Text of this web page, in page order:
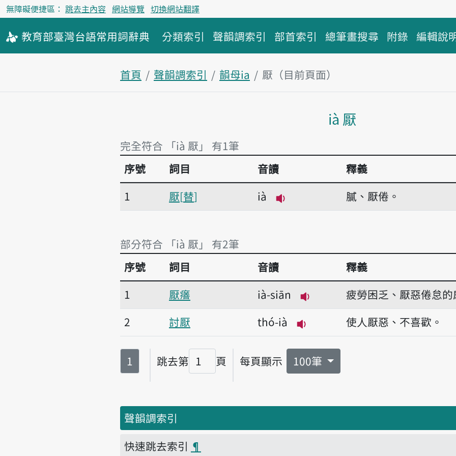
無障礙便捷區： 跳去主內容 網站導覽 切換網站翻譯
教育部臺灣台語常用詞辭典 分類索引 聲韻調索引 部首索引 總筆畫搜尋 附錄 編輯說
首頁 聲韻調索引 韻母ia
厭（目前頁面）
ià 厭
完全符合 「ià 厭」 有1筆
完全符合 「ià 厭」 有1筆
序號 詞目 音讀
釋義
1
厭 替
ià
播放音讀ià
膩、厭倦。
部分符合 「ià 厭」 有2筆
部分符合 「ià 厭」 有2筆
序號 詞目 音讀
釋義
1
厭𤺪
ià-siān
播放音讀ià-siān
疲勞困乏、厭惡倦怠
2
討厭
thó-ià
播放音讀thó-ià
使人厭惡、不喜歡。
第
1 跳去第
頁碼
頁 每頁顯示 100筆
聲韻調索引
快速跳去索引 ¶